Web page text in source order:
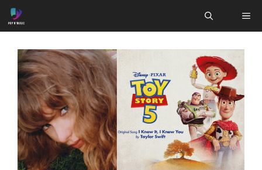
Aller
au